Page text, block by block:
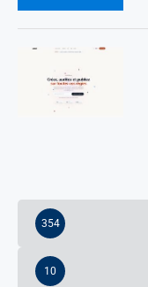
354
10